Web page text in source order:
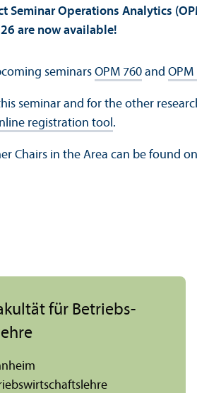
Seminar Operations Analytics
are now available!
seminars OPM 760 and OPM
seminar and for the other
registration tool .
Chairs in the Area can be found
für Betriebs­